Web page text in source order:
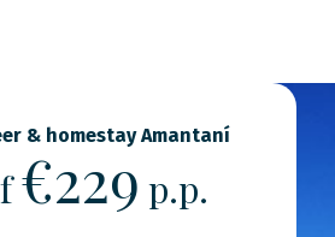
& homestay Amantaní
€229 p.p.